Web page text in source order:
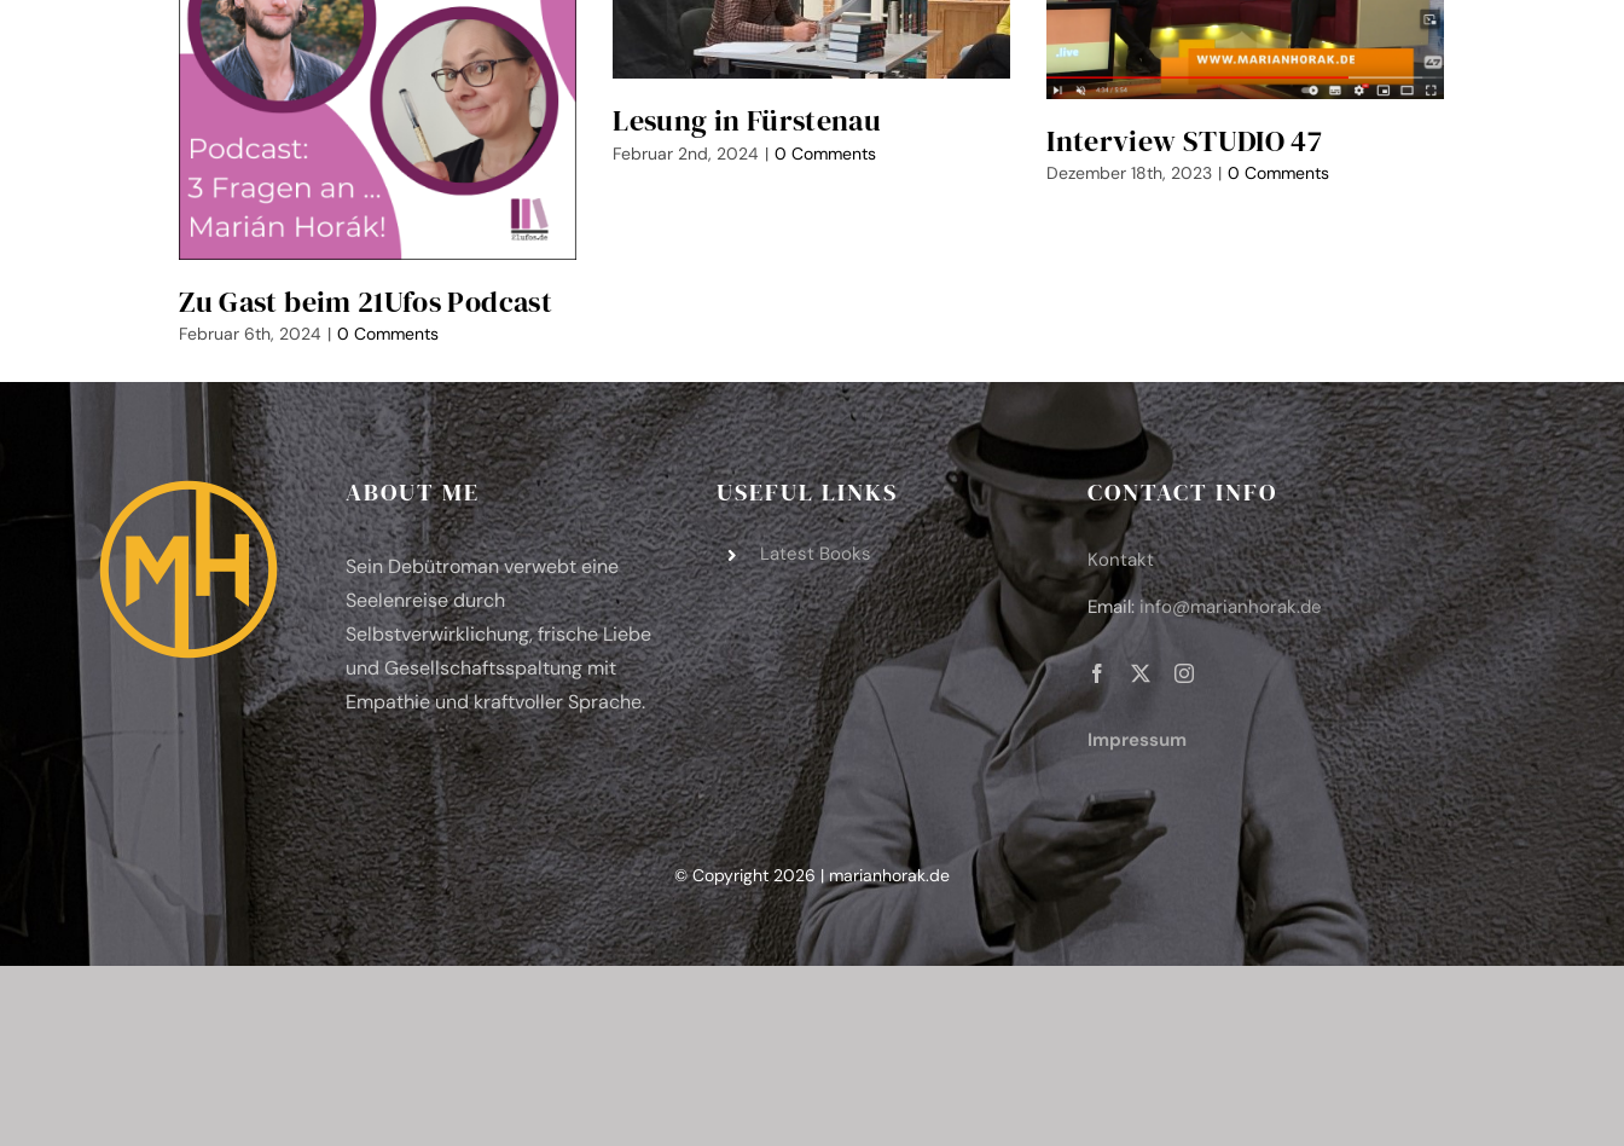
Zu Gast beim 21Ufos Podcast
Februar 6th, 2024 | 0 Comments
Lesung in Fürstenau
Februar 2nd, 2024 | 0 Comments Interview STUDIO 47
Dezember 18th, 2023 | 0 Comments
ABOUT ME
Sein Debütroman verwebt eine
Seelenreise durch
Selbstverwirklichung, frische Liebe
und Gesellschaftsspaltung mit
Empathie und kraftvoller Sprache.
USEFUL LINKS
Latest Books
CONTACT INFO
Kontakt
Email: info@marianhorak.de
Impressum
© Copyright 2026 | marianhorak.de